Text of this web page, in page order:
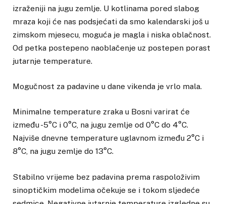
izraženiji na jugu zemlje. U kotlinama pored slabog
mraza koji će nas podsjećati da smo kalendarski još u
zimskom mjesecu, moguća je magla i niska oblačnost.
Od petka postepeno naoblačenje uz postepen porast
jutarnje temperature.
Mogučnost za padavine u dane vikenda je vrlo mala.
Minimalne temperature zraka u Bosni varirat će
između -5°C i 0°C, na jugu zemlje od 0°C do 4°C.
Najviše dnevne temperature uglavnom između 2°C i
8°C, na jugu zemlje do 13°C.
Stabilno vrijeme bez padavina prema raspoloživim
sinoptičkim modelima očekuje se i tokom sljedeće